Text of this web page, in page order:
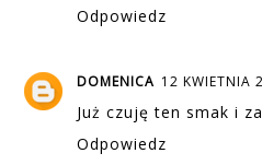
Odpowiedz
DOMENICA 12 KWIETNIA
Już czuję ten smak i
Odpowiedz